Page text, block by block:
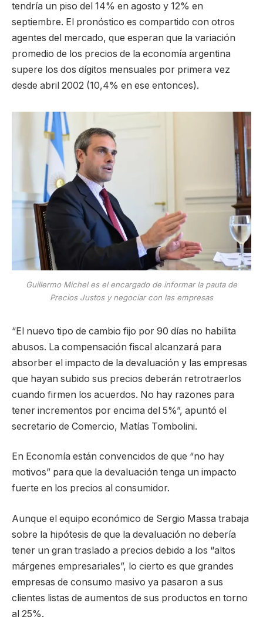
tendría un piso del 14% en agosto y 12% en
septiembre. El pronóstico es compartido con otros
agentes del mercado, que esperan que la variación
promedio de los precios de la economía argentina
supere los dos dígitos mensuales por primera vez
desde abril 2002 (10,4% en ese entonces).
Guillermo Michel es el encargado de informar la pauta de
Precios Justos y negociar con las empresas
“El nuevo tipo de cambio fijo por 90 días no habilita
abusos. La compensación fiscal alcanzará para
absorber el impacto de la devaluación y las empresas
que hayan subido sus precios deberán retrotraerlos
cuando firmen los acuerdos. No hay razones para
tener incrementos por encima del 5%”, apuntó el
secretario de Comercio, Matías Tombolini.
En Economía están convencidos de que “no hay
motivos” para que la devaluación tenga un impacto
fuerte en los precios al consumidor.
Aunque el equipo económico de Sergio Massa trabaja
sobre la hipótesis de que la devaluación no debería
tener un gran traslado a precios debido a los “altos
márgenes empresariales”, lo cierto es que grandes
empresas de consumo masivo ya pasaron a sus
clientes listas de aumentos de sus productos en torno
al 25%.